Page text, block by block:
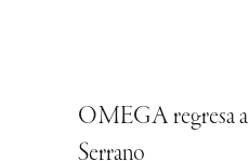
OMEGA regresa a
Serrano